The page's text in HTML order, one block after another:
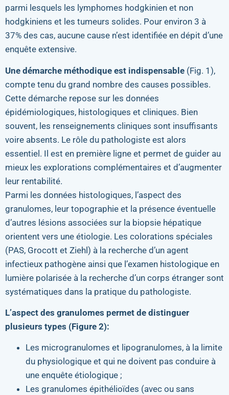
parmi lesquels les lymphomes hodgkinien et non
hodgkiniens et les tumeurs solides. Pour environ 3 à
37% des cas, aucune cause n’est identifiée en dépit d’une
enquête extensive.
Une démarche méthodique est indispensable (Fig. 1),
compte tenu du grand nombre des causes possibles.
Cette démarche repose sur les données
épidémiologiques, histologiques et cliniques. Bien
souvent, les renseignements cliniques sont insuffisants
voire absents. Le rôle du pathologiste est alors
essentiel. Il est en première ligne et permet de guider au
mieux les explorations complémentaires et d’augmenter
leur rentabilité.
Parmi les données histologiques, l’aspect des
granulomes, leur topographie et la présence éventuelle
d’autres lésions associées sur la biopsie hépatique
orientent vers une étiologie. Les colorations spéciales
(PAS, Grocott et Ziehl) à la recherche d’un agent
infectieux pathogène ainsi que l’examen histologique en
lumière polarisée à la recherche d’un corps étranger sont
systématiques dans la pratique du pathologiste.
L’aspect des granulomes permet de distinguer
plusieurs types (Figure 2):
Les microgranulomes et lipogranulomes, à la limite
du physiologique et qui ne doivent pas conduire à
une enquête étiologique ;
Les granulomes épithélioïdes (avec ou sans